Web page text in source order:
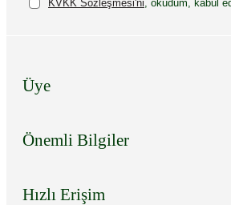
KVKK Sözleşmesi'ni , okudum, kabul
Üye
Önemli Bilgiler
Hızlı Erişim